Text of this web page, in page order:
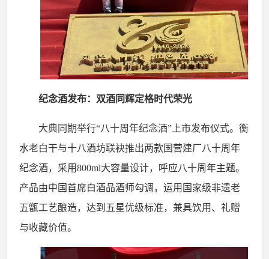
纪念酒发布：双酒同辉定格时代荣光
大典同期举行“八十周年纪念酒”上市发布仪式。衡
水老白干与十八酒坊联袂推出两款国营建厂八十周年
纪念酒，采用800ml大容量设计，呼应八十周年主题。
产品由中国首席白酒品酒师勾调，运用国家级非遗老
五甑工艺酿造，达到五星优级标准，兼具饮用、礼赠
与收藏价值。